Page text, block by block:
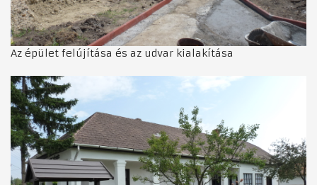
Az épület felújítása és az udvar kialakítása